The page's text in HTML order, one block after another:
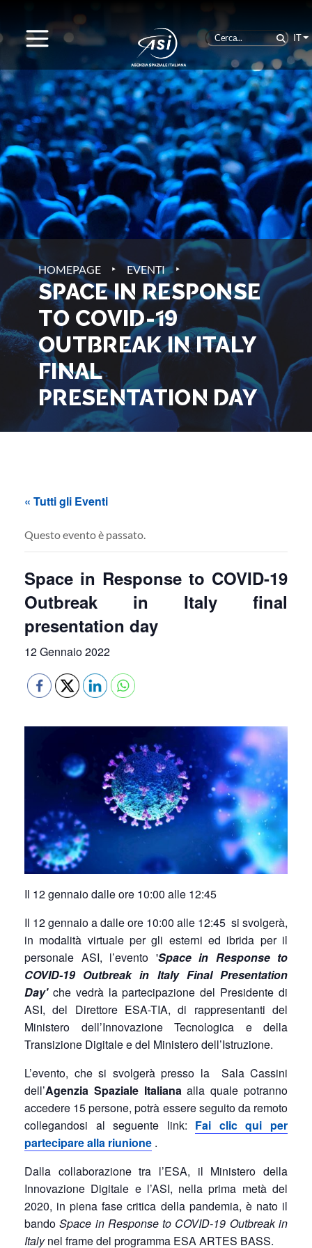
IT
HOMEPAGE ‣ EVENTI ‣
SPACE IN RESPONSE
TO COVID-19
OUTBREAK IN ITALY
FINAL
PRESENTATION DAY
« Tutti gli Eventi
Questo evento è passato.
Space in Response to COVID-19
Outbreak in Italy final
presentation day
12 Gennaio 2022
Il 12 gennaio dalle ore 10:00 alle 12:45
Il 12 gennaio a dalle ore 10:00 alle 12:45 si svolgerà,
in modalità virtuale per gli esterni ed ibrida per il
personale ASI, l’evento 'Space in Response to
COVID-19 Outbreak in Italy Final Presentation
Day' che vedrà la partecipazione del Presidente di
ASI, del Direttore ESA-TIA, di rappresentanti del
Ministero dell’Innovazione Tecnologica e della
Transizione Digitale e del Ministero dell’Istruzione.
L’evento, che si svolgerà presso la Sala Cassini
dell’Agenzia Spaziale Italianaalla quale potranno
accedere 15 persone, potrà essere seguito da remoto
collegandosi al seguente link: Fai clic qui per
partecipare alla riunione .
Dalla collaborazione tra l’ESA, il Ministero della
Innovazione Digitale e l’ASI, nella prima metà del
2020, in piena fase critica della pandemia, è nato il
bandoSpace in Response to COVID-19 Outbreak in
Italynel frame del programma ESA ARTES BASS.